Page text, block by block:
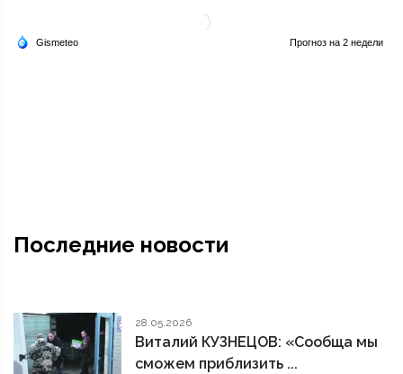
Последние новости
28.05.2026
Виталий КУЗНЕЦОВ: «Сообща мы
сможем приблизить ...